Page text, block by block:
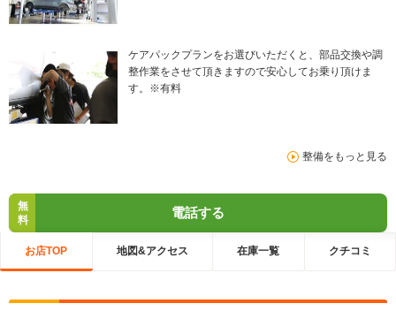
ケアパックプランをお選びいただくと、部品交換や調
整作業をさせて頂きますので安心してお乗り頂けま
す。※有料
整備をもっと見る
無
料
電話する
お店TOP 地図&アクセス 在庫一覧 クチコミ